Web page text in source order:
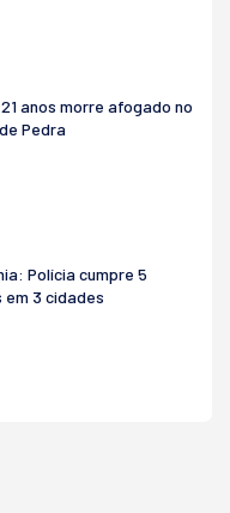
anos morre afogado no
Pedra
Polícia cumpre 5
em 3 cidades